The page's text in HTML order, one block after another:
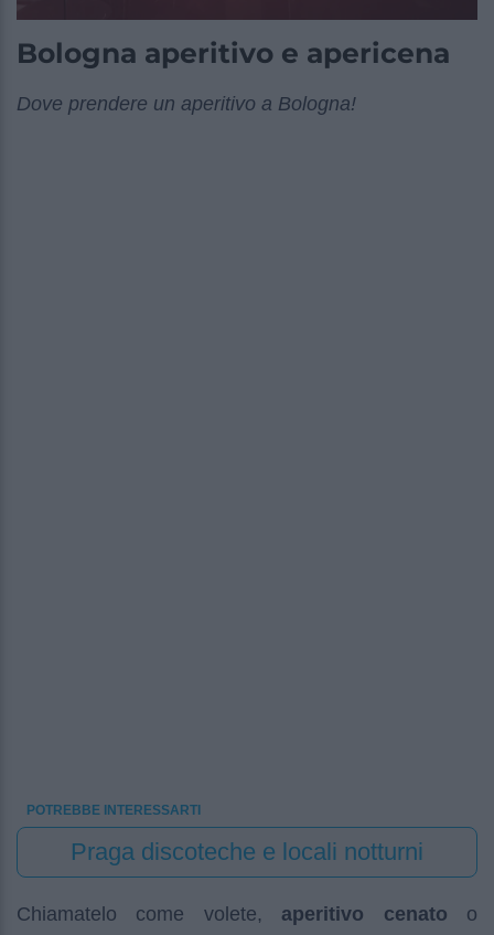
Bologna aperitivo e apericena
Dove prendere un aperitivo a Bologna!
POTREBBE INTERESSARTI
Praga discoteche e locali notturni
Chiamatelo come volete, aperitivo cenato o